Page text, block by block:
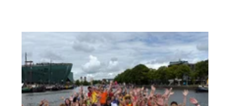
Vattenfall/Viktor Marchuk